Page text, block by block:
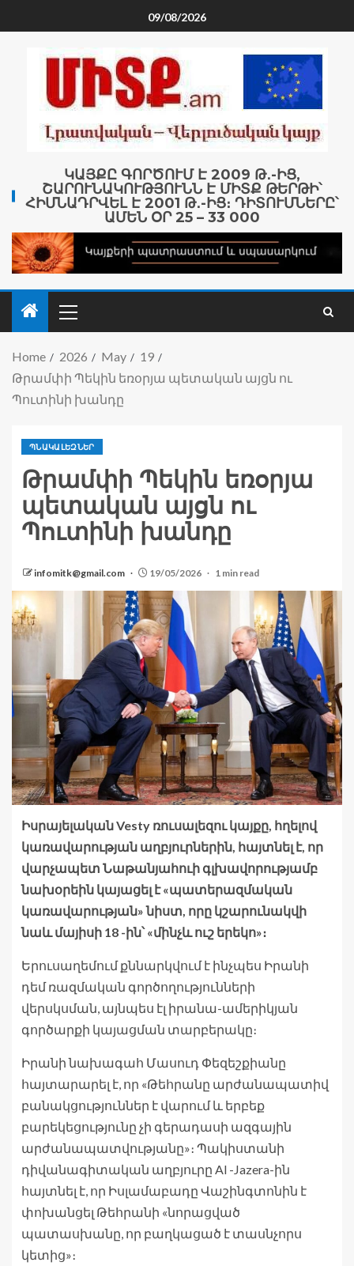
09/08/2026
ԿԱՅՔԸ ԳՈՐԾՈՒՄ Է 2009 Թ․-ԻՑ,
ՇԱՐՈՒՆԱԿՈՒԹՅՈՒՆՆ Է ՄԻՏՔ ԹԵՐԹԻ՝
ՀԻՄՆԱԴՐՎԵԼ Է 2001 Թ․-ԻՑ։ ԴԻՏՈՒՄՆԵՐԸ՝
ԱՄԵՆ ՕՐ 25 – 33 000
Home 2026 May
19
Թրամփի Պեկին եռօրյա պետական այցն ու
Պուտինի խանդը
ՊՆԱԿԱԼԵԶՆԵՐ
Թրամփի Պեկին եռօրյա
պետական այցն ու
Պուտինի խանդը
infomitk@gmail.com 19/05/2026 1 min read
Իսրայելական Vesty ռուսալեզու կայքը, հղելով
կառավարության աղբյուրներին, հայտնել է, որ
վարչապետ Նաթանյահուի գլխավորությամբ
նախօրեին կայացել է «պատերազմական
կառավարության» նիստ, որը կշարունակվի
նաև մայիսի 18 -ին՝ «մինչև ուշ երեկո»։
Երուսաղեմում քննարկվում է ինչպես Իրանի
դեմ ռազմական գործողությունների
վերսկսման, այնպես էլ իրանա-ամերիկյան
գործարքի կայացման տարբերակը։
Իրանի նախագահ Մասուդ Փեզեշքիանը
հայտարարել է, որ «Թեհրանը արժանապատիվ
բանակցություններ է վարում և երբեք
բարեկեցությունը չի գերադասի ազգային
արժանապատվությանը»։ Պակիստանի
դիվանագիտական աղբյուրը Al -Jazera-ին
հայտնել է, որ Իսլամաբադը Վաշինգտոնին է
փոխանցել Թեհրանի «նորացված
պատասխանը, որ բաղկացած է տասնչորս
կետից»։